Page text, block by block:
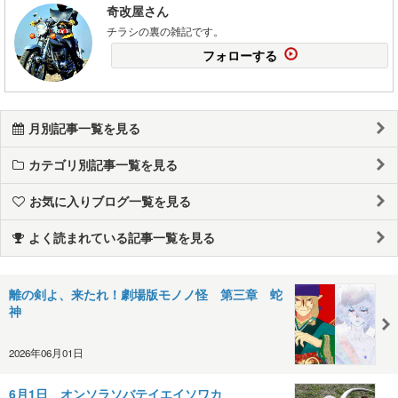
奇改屋さん
チラシの裏の雑記です。
フォローする
月別記事一覧を見る
カテゴリ別記事一覧を見る
お気に入りブログ一覧を見る
よく読まれている記事一覧を見る
離の剣よ、来たれ！劇場版モノノ怪 第三章 蛇
神
2026年06月01日
6月1日 オンソラソバテイエイソワカ